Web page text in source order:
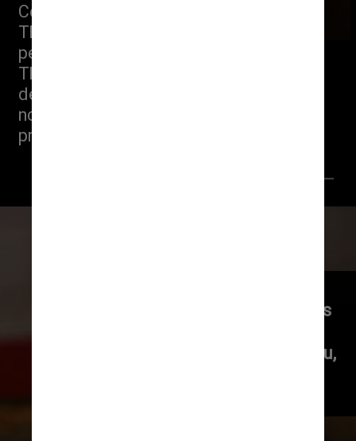
Com coquetelaria assinada por
Thiago Pereira e gastronomia com
personalidade asiática do chef
Thiago Maeda, a casa com ambiente
descontraído agora possui uma
novidade: um belíssimo omakase
preparado pelo sushiman Simon Ito
Koya88 veio dos undergrounds
propostas como o Sushi by Bou,